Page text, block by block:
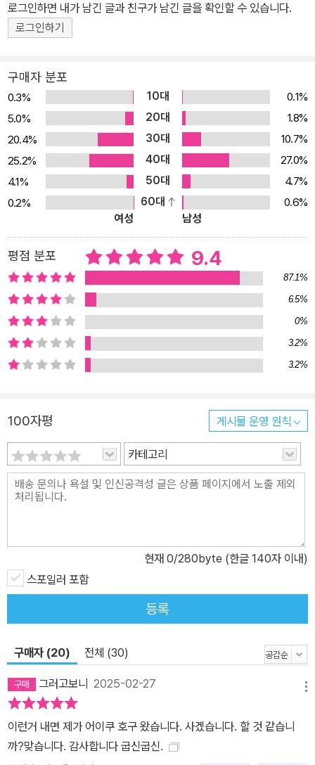
등을 배치하며 그 당시 어디에서도 볼 수 없었던 신선함을 제공했다.
‘페이지 터너’로서의 역할을 200% 해낸 ‘퇴마록’ 시리즈는 90년대
로 센세이션을 일으키며 독자들의 사랑을 받아왔다. 그뿐만 아니라
지금까지 한국 시장에서 주목받고 있는 영화, 책과 같은 주요 오컬트
작품에 지대한 영향을 끼친 교과서 같은 작품으로 손꼽히기도 한다.
애니메이션, 웹툰 제작은 물론 실사 영화 러브콜까지 수십 년 동안 다
양한 형태로 탈바꿈해도 원작의 재미와 감동은 이어진다! 이야기 각
색 및 작화 등 최고의 완성도를 위해 5년에 걸쳐 공들여 제작된 202
5년 2월 개봉작 애니메이션 〈퇴마록〉 이전에도 원작 소설 ‘퇴마록’ 시
리즈는 웹툰, 영화 등 다양한 형태로 변주되었다. 그 힘은 단연코 원작
이 지닌 이야기로서의 재미에 있다. 무공 수련자 ‘현암’, 의사라는 본
업을 포기하고 신부가 되어 퇴마행을 자처한 ‘박 신부’, 해동밀교의 전
수자로 뛰어난 주술을 연마해 온 ‘준후’, 애염명왕이란 신을 품고 다른
주인공들의 능력이 배가될 수 있게 돕는 ‘승희’까지. 남녀노소는 물론
세계와 종교를 대통합하는 주인공 퇴마사 4인이 오직 인간에 대한 측
은지심으로 목숨 걸고 악과 싸우는 이야기는 수십 년이 지난 지금 읽
어도 가슴을 뜨겁게 만든다. 인간을 향한 순수한 연민이 점차 사라지
는 시대에, 네 명의 퇴마사가 보여주는 무모하기까지 한 행동력은 지
매 에피소드마다 보여주는 화려한 액션과 몰입감 높은 극적 전개는
오직 ‘퇴마록’ 시리즈에서만 맛볼 수 있는 재미이다. 출간 이후 지금까
지 16권의 방대한 분량임에도 대한민국 국민 5명 중 1명이 읽을 수
있었던 이유가 바로 거기에 있다. 여전히 찐팬들의 향수를 자극하는
‘퇴마록’ 시리즈는 신작 ‘세 번째 외전’을 통해 새로운 세대까지 아우
집필에 매진하고 있는 이우혁 작가는, “새 시리즈에는 기존 퇴마록을
즐겨 본 독자들의 다음 세대를 겨냥해 상상을 초월하는 능력치를 가
진 새로운 캐릭터를 대거 등장시킬 계획이다. 그 과정에서 이 세 번째
외전이 중요한 다리 역할을 할 것. 이 신작 외전을 읽고 나면 새로운
시리즈인 《뉴 퇴마록(가제)》이 더 재미있을 것이다”라고 단언한다.
시리즈가 공개되기 전, 신작과 ‘퇴마록’ 첫 번째 시리즈의 세계관을 기
꺼운 마음으로 정주행할 수밖에 없을 것이다.
로그인하면 내가 남긴 글과 친구가 남긴 글을 확인할 수 있습니다.
로그인하기
구매자 분포
0.3% 10대
0.1%
5.0%
20대
1.8%
20.4%
30대
10.7%
25.2%
40대
27.0%
4.1%
50대
4.7%
0.2%
60대
0.6%
여성
남성
평점 분포 9.4
87.1%
6.5%
0%
3.2%
3.2%
100자평 게시물 운영 원칙
카테고리
현재 0/280byte (한글 140자 이내)
스포일러 포함
등록
구매자 (20) 전체 (30)
그러고보니 2025-02-27
이런거 내면 제가 어이쿠 호구 왔습니다. 사겠습니다. 할 것 같습니
까?맞습니다. 감사합니다 굽신굽신.